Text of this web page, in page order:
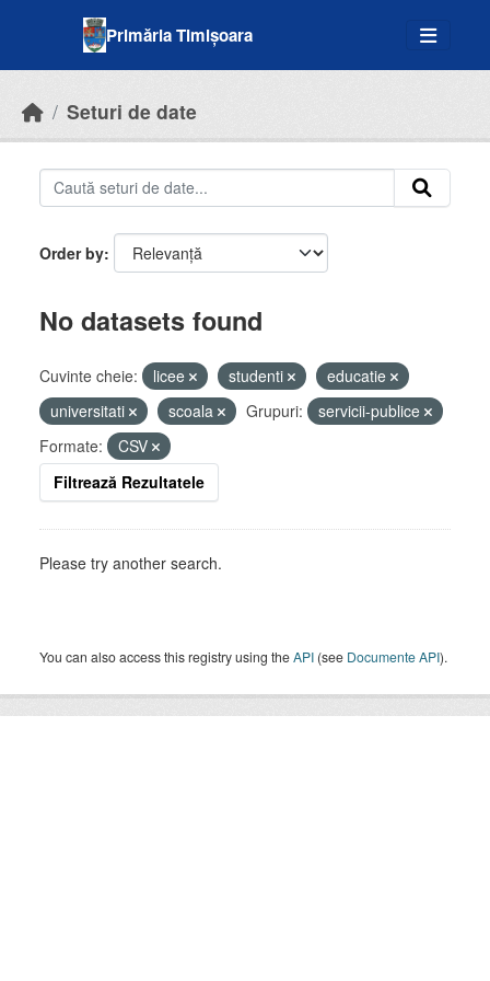
Primăria Timișoara
Seturi de date
Order by
No datasets found
Cuvinte cheie: licee studenti
educatie
universitati
scoala Grupuri:
servicii-publice
Formate:
CSV
Filtrează Rezultatele
Please try another search.
You can also access this registry using theAPI (see Documente API).